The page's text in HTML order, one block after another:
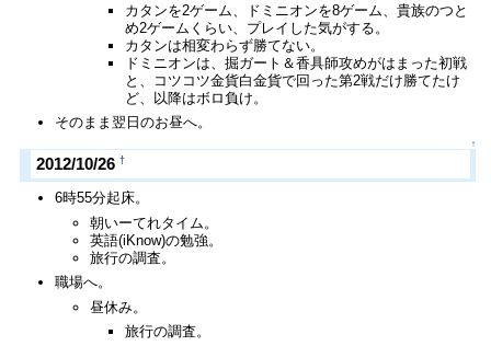
カタンを2ゲーム、ドミニオンを8ゲーム、貴族のつと
め2ゲームくらい、プレイした気がする。
カタンは相変わらず勝てない。
ドミニオンは、掘ガート＆香具師攻めがはまった初戦
と、コツコツ金貨白金貨で回った第2戦だけ勝てたけ
ど、以降はボロ負け。
そのまま翌日のお昼へ。
↑
2012/10/26 †
6時55分起床。
朝いーてれタイム。
英語(iKnow)の勉強。
旅行の調査。
職場へ。
昼休み。
旅行の調査。